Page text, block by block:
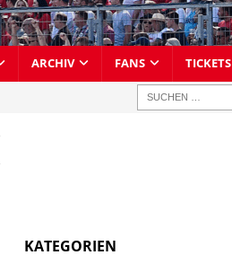
ARCHIV FANS TICKETS
KATEGORIEN